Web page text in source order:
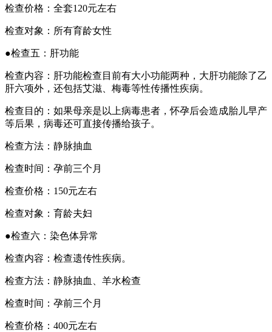
检查价格：全套120元左右
检查对象：所有育龄女性
●检查五：肝功能
检查内容：肝功能检查目前有大小功能两种，大肝功能除了乙
肝六项外，还包括艾滋、梅毒等性传播性疾病。
检查目的：如果母亲是以上病毒患者，怀孕后会造成胎儿早产
等后果，病毒还可直接传播给孩子。
检查方法：静脉抽血
检查时间：孕前三个月
检查价格：150元左右
检查对象：育龄夫妇
●检查六：染色体异常
检查内容：检查遗传性疾病。
检查方法：静脉抽血、羊水检查
检查时间：孕前三个月
检查价格：400元左右